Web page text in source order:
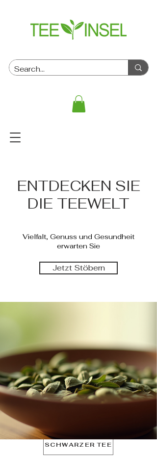
ENTDECKEN SIE
DIE TEEWELT
Vielfalt, Genuss und Gesundheit
erwarten Sie
Jetzt Stöbern
SCHWARZER TEE